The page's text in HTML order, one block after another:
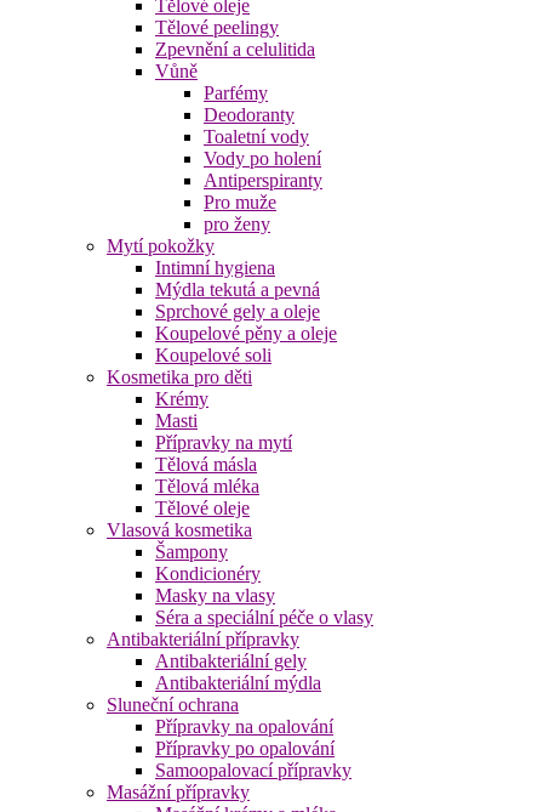
Tělové oleje
Tělové peelingy
Zpevnění a celulitida
Vůně
Parfémy
Deodoranty
Toaletní vody
Vody po holení
Antiperspiranty
Pro muže
pro ženy
Mytí pokožky
Intimní hygiena
Mýdla tekutá a pevná
Sprchové gely a oleje
Koupelové pěny a oleje
Koupelové soli
Kosmetika pro děti
Krémy
Masti
Přípravky na mytí
Tělová másla
Tělová mléka
Tělové oleje
Vlasová kosmetika
Šampony
Kondicionéry
Masky na vlasy
Séra a speciální péče o vlasy
Antibakteriální přípravky
Antibakteriální gely
Antibakteriální mýdla
Sluneční ochrana
Přípravky na opalování
Přípravky po opalování
Samoopalovací přípravky
Masážní přípravky